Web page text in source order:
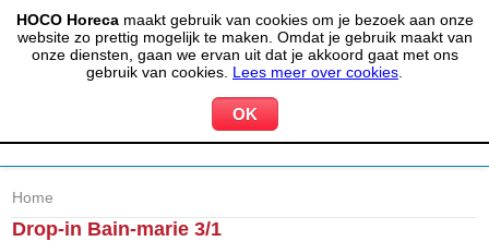
HOCO Horecamaakt gebruik van cookies om je bezoek aan onze
website zo prettig mogelijk te maken. Omdat je gebruik maakt van
onze diensten, gaan we ervan uit dat je akkoord gaat met ons
gebruik van cookies. Lees meer over cookies
(020) 497 6325 info@hocohoreca.nl
MIJN ACCOUNT 0 WINKELWAGEN
Home
Drop-in Bain-marie 3/1